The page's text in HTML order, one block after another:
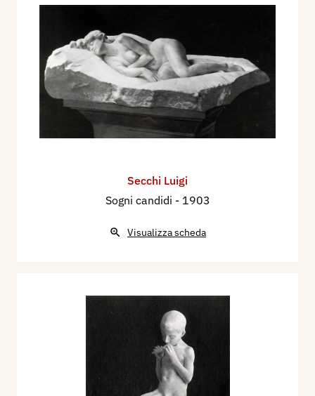
Secchi Luigi
Sogni candidi - 1903
Visualizza scheda